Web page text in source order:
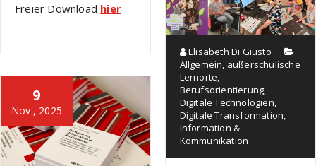
Freier Download hier
9
Nov., 2025
Elisabeth Di Giusto
Allgemein, außerschulische
Lernorte,
Berufsorientierung,
Digitale Technologien,
Digitale Transformation,
Information &
Kommunikation